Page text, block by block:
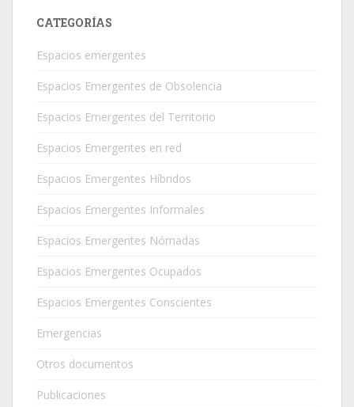
CATEGORÍAS
Espacios emergentes
Espacios Emergentes de Obsolencia
Espacios Emergentes del Territorio
Espacios Emergentes en red
Espacios Emergentes Híbridos
Espacios Emergentes Informales
Espacios Emergentes Nómadas
Espacios Emergentes Ocupados
Espacios Emergentes Conscientes
Emergencias
Otros documentos
Publicaciones